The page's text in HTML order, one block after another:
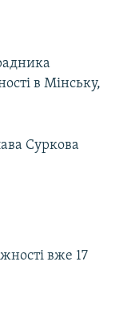
в Мінську,
Суркова
вже 17